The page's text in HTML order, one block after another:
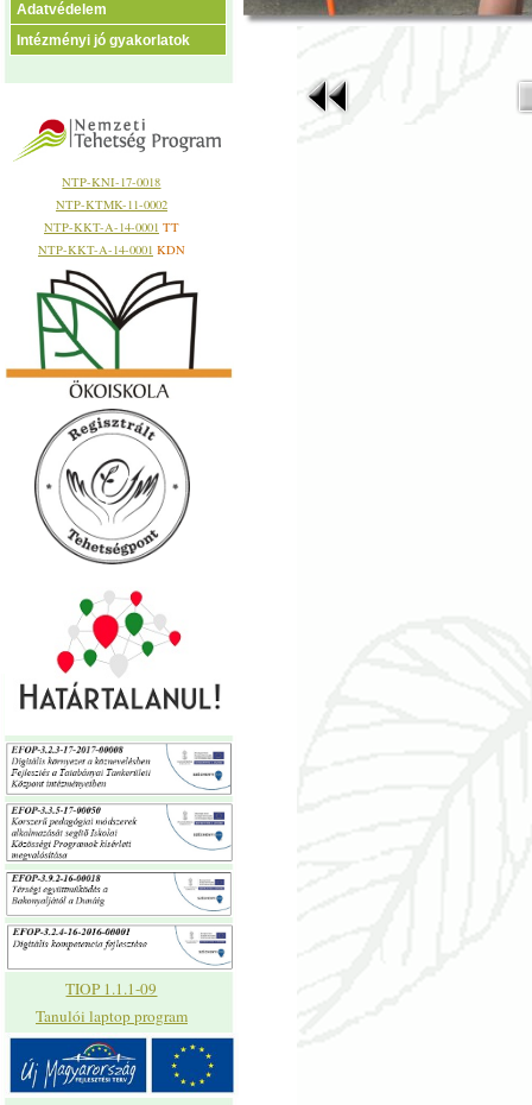
Adatvédelem
Intézményi jó gyakorlatok
NTP-KNI-17-0018
NTP-KTMK-11-0002
NTP-KKT-A-14-0001 TT
NTP-KKT-A-14-0001 KDN
TIOP 1.1.1-09
Tanulói laptop program